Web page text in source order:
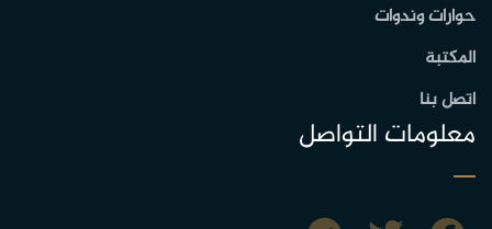
حوارات وندوات
المكتبة
اتصل بنا
معلومات التواصل